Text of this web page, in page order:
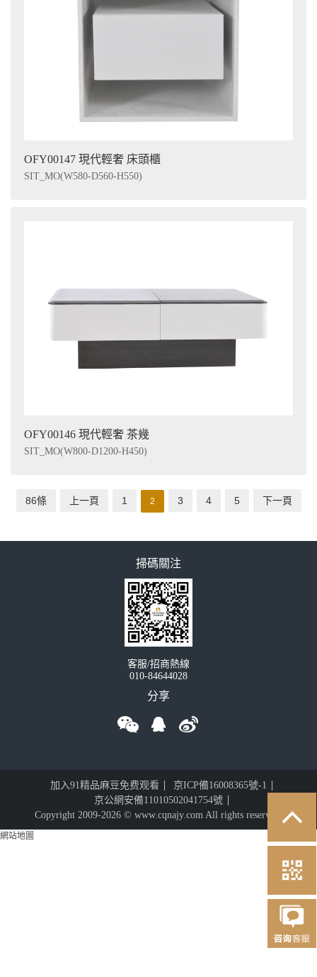
OFY00147 現代輕奢 床頭櫃
SIT_MO(W580-D560-H550)
OFY00146 現代輕奢 茶幾
SIT_MO(W800-D1200-H450)
86條 上一頁 1 2 3 4 5 下一頁
掃碼關注
客服/招商熱線
010-84644028
分享
加入91精品麻豆免费观看
京ICP備16008365號-1
京公網安備11010502041754號
Copyright 2009-2026 © www.cqnajy.com All rights reserved.
網站地圖